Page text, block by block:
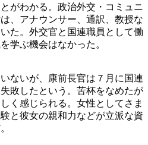
がわかる。政治外交・コミュニ
、アナウンサー、通訳、教授な
た。外交官と国連職員として働
学ぶ機会はなかった。
ないが、康前長官は７月に国連
敗したという。苦杯をなめたが
く感じられる。女性としてさま
と彼女の親和力などが立派な資